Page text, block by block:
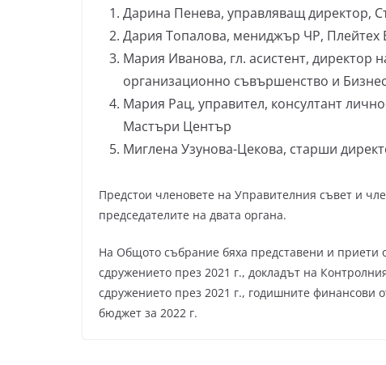
Дарина Пенева, управляващ директор,
Дария Топалова, мениджър ЧР, Плейтех
Мария Иванова, гл. асистент,
организационно съвършенство и
Мария Рац, управител, консултант
Мастъри Център
Миглена Узунова-Цекова, старши
Предстои членовете на Управителния съвет и
председателите на двата органа.
На Общото събрание бяха представени и приети
сдружението през 2021 г., докладът на
сдружението през 2021 г., годишните финансови
бюджет за 2022 г.